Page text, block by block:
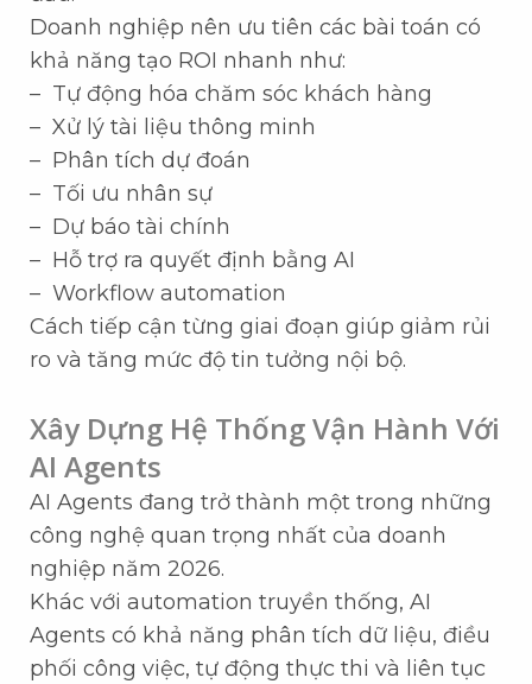
Doanh nghiệp nên ưu tiên các bài toán có
khả năng tạo ROI nhanh như:
– Tự động hóa chăm sóc khách hàng
– Xử lý tài liệu thông minh
– Phân tích dự đoán
– Tối ưu nhân sự
– Dự báo tài chính
– Hỗ trợ ra quyết định bằng AI
– Workflow automation
Cách tiếp cận từng giai đoạn giúp giảm rủi
ro và tăng mức độ tin tưởng nội bộ.
Xây Dựng Hệ Thống Vận Hành Với
AI Agents
AI Agents đang trở thành một trong những
công nghệ quan trọng nhất của doanh
nghiệp năm 2026.
Khác với automation truyền thống, AI
Agents có khả năng phân tích dữ liệu, điều
phối công việc, tự động thực thi và liên tục